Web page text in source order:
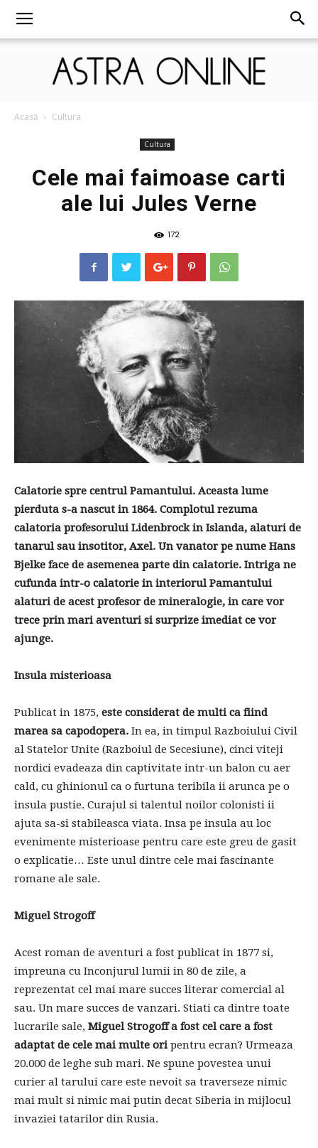
Online
Acasă Cultura
Cultura
Cele mai faimoase carti
ale lui Jules Verne
172
Calatorie spre centrul Pamantului. Aceasta lume
pierduta s-a nascut in 1864. Complotul rezuma
calatoria profesorului Lidenbrock in Islanda, alaturi de
tanarul sau insotitor, Axel. Un vanator pe nume Hans
Bjelke face de asemenea parte din calatorie. Intriga ne
cufunda intr-o calatorie in interiorul Pamantului
alaturi de acest profesor de mineralogie, in care vor
trece prin mari aventuri si surprize imediat ce vor
ajunge.
Insula misterioasa
Publicat in 1875, este considerat de multi ca fiind
marea sa capodopera. In ea, in timpul Razboiului Civil
al Statelor Unite (Razboiul de Secesiune), cinci viteji
nordici evadeaza din captivitate intr-un balon cu aer
cald, cu ghinionul ca o furtuna teribila ii arunca pe o
insula pustie. Curajul si talentul noilor colonisti ii
ajuta sa-si stabileasca viata. Insa pe insula au loc
evenimente misterioase pentru care este greu de gasit
o explicatie… Este unul dintre cele mai fascinante
romane ale sale.
Miguel Strogoff
Acest roman de aventuri a fost publicat in 1877 si,
impreuna cu Inconjurul lumii in 80 de zile, a
reprezentat cel mai mare succes literar comercial al
sau. Un mare succes de vanzari. Stiati ca dintre toate
lucrarile sale, Miguel Strogoff a fost cel care a fost
adaptat de cele mai multe oripentru ecran? Urmeaza
20.000 de leghe sub mari. Ne spune povestea unui
curier al tarului care este nevoit sa traverseze nimic
mai mult si nimic mai putin decat Siberia in mijlocul
invaziei tatarilor din Rusia.